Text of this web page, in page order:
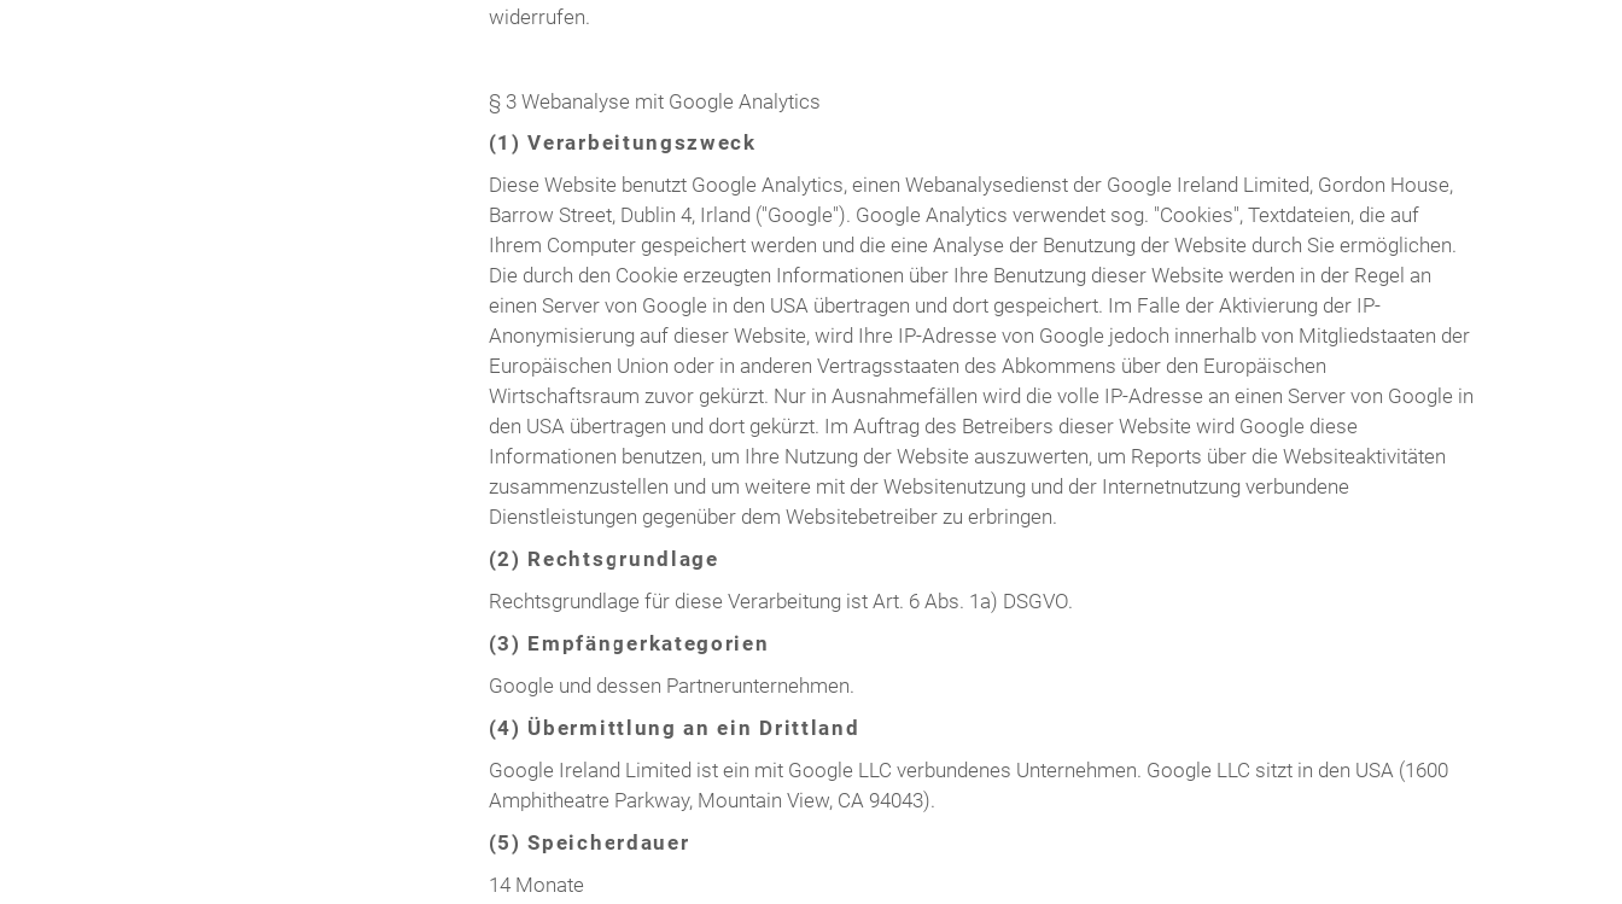
widerrufen.
§ 3 Webanalyse mit Google Analytics
(1) Verarbeitungszweck
Diese Website benutzt Google Analytics, einen Webanalysedienst der Google Ireland Limited, Gordon House,
Barrow Street, Dublin 4, Irland ("Google"). Google Analytics verwendet sog. "Cookies", Textdateien, die auf
Ihrem Computer gespeichert werden und die eine Analyse der Benutzung der Website durch Sie ermöglichen.
Die durch den Cookie erzeugten Informationen über Ihre Benutzung dieser Website werden in der Regel an
einen Server von Google in den USA übertragen und dort gespeichert. Im Falle der Aktivierung der IP-
Anonymisierung auf dieser Website, wird Ihre IP-Adresse von Google jedoch innerhalb von Mitgliedstaaten der
Europäischen Union oder in anderen Vertragsstaaten des Abkommens über den Europäischen
Wirtschaftsraum zuvor gekürzt. Nur in Ausnahmefällen wird die volle IP-Adresse an einen Server von Google in
den USA übertragen und dort gekürzt. Im Auftrag des Betreibers dieser Website wird Google diese
Informationen benutzen, um Ihre Nutzung der Website auszuwerten, um Reports über die Websiteaktivitäten
zusammenzustellen und um weitere mit der Websitenutzung und der Internetnutzung verbundene
Dienstleistungen gegenüber dem Websitebetreiber zu erbringen.
(2) Rechtsgrundlage
Rechtsgrundlage für diese Verarbeitung ist Art. 6 Abs. 1a) DSGVO.
(3) Empfängerkategorien
Google und dessen Partnerunternehmen.
(4) Übermittlung an ein Drittland
Google Ireland Limited ist ein mit Google LLC verbundenes Unternehmen. Google LLC sitzt in den USA (1600
Amphitheatre Parkway, Mountain View, CA 94043).
(5) Speicherdauer
14 Monate